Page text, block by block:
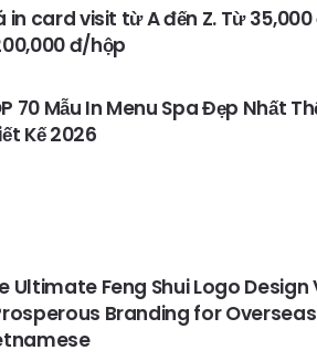
in card visit từ A đến Z. Từ
đ/hộp
70 Mẫu In Menu Spa Đẹp Nhất
Kế 2026
Ultimate Feng Shui Logo
Branding for Overseas